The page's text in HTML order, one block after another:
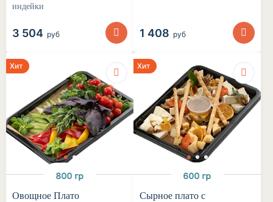
индейки
3 504 руб 1 408 руб
Хит
800 гр
Овощное Плато
Хит
600 гр
Сырное плато с